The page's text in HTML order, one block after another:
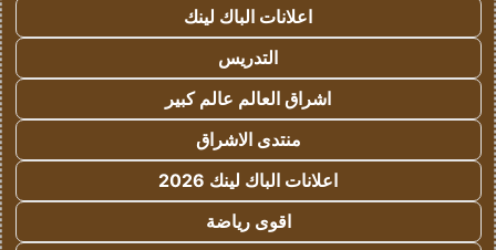
اعلانات الباك لينك
التدريس
اشراق العالم عالم كبير
منتدى الاشراق
اعلانات الباك لينك 2026
اقوى رياضة